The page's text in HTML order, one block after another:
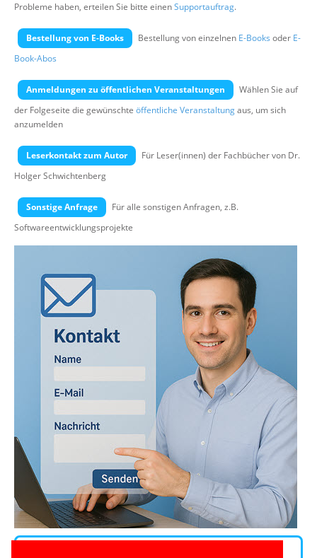
Probleme haben, erteilen Sie bitte einenSupportauftrag.
Bestellung von E-Books Bestellung von einzelnen E-Books oder E-
Book-Abos
Anmeldungen zu öffentlichen Veranstaltungen
Wählen Sie auf
der Folgeseite die gewünschte öffentliche Veranstaltungaus, um sich
anzumelden
Leserkontakt zum Autor
Für Leser(innen) der Fachbücher von Dr.
Holger Schwichtenberg
Sonstige Anfrage
Für alle sonstigen Anfragen, z.B.
Softwareentwicklungsprojekte